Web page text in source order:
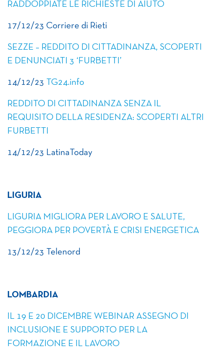
RADDOPPIATE LE RICHIESTE DI AIUTO
17/12/23 Corriere di Rieti
SEZZE – REDDITO DI CITTADINANZA, SCOPERTI
E DENUNCIATI 3 ‘FURBETTI’
14/12/23 TG24.info
REDDITO DI CITTADINANZA SENZA IL
REQUISITO DELLA RESIDENZA: SCOPERTI ALTRI
FURBETTI
14/12/23 LatinaToday
LIGURIA
LIGURIA MIGLIORA PER LAVORO E SALUTE,
PEGGIORA PER POVERTÀ E CRISI ENERGETICA
13/12/23 Telenord
LOMBARDIA
IL 19 E 20 DICEMBRE WEBINAR ASSEGNO DI
INCLUSIONE E SUPPORTO PER LA
FORMAZIONE E IL LAVORO